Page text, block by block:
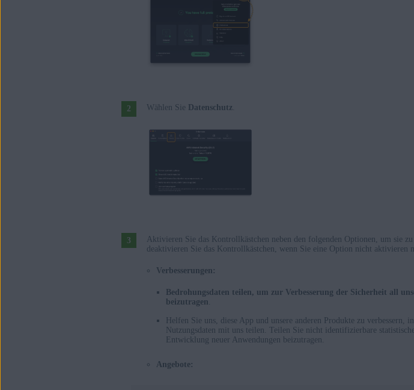
Wählen Sie Datenschutz.
Aktivieren Sie das Kontrollkästchen neben den folgenden Optionen, um sie
deaktivieren Sie das Kontrollkästchen, wenn Sie eine Option nicht aktivieren
Verbesserungen:
Bedrohungsdaten teilen, um zur Verbesserung der Sicherheit all
beizutragen.
Helfen Sie uns, diese App und unsere anderen Produkte zu verbessern,
Nutzungsdaten mit uns teilen.
Teilen Sie nicht identifizierbare
Entwicklung neuer Anwendungen beizutragen.
Angebote: